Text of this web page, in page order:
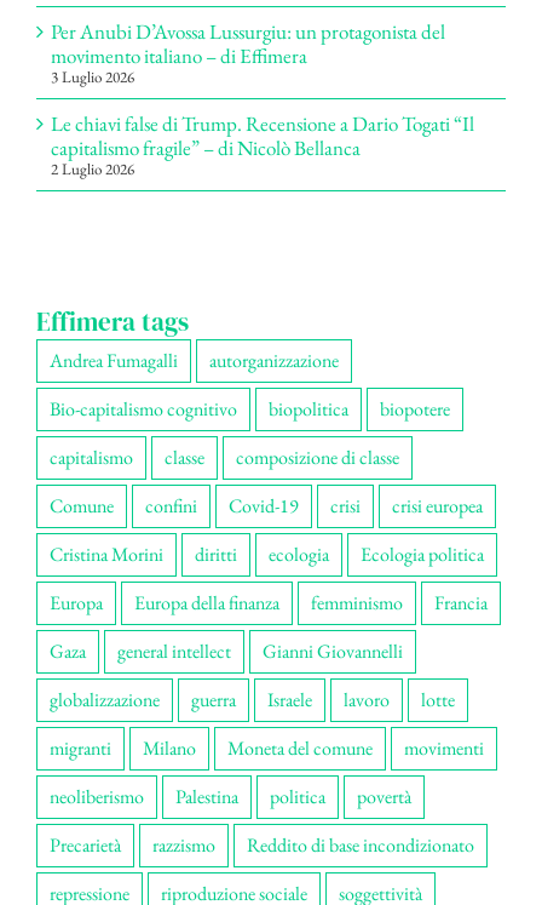
Per Anubi D’Avossa Lussurgiu: un protagonista del
movimento italiano – di Effimera
3 Luglio 2026
Le chiavi false di Trump. Recensione a Dario Togati “Il
capitalismo fragile” – di Nicolò Bellanca
2 Luglio 2026
Effimera tags
Andrea Fumagalli
autorganizzazione
Bio-capitalismo cognitivo
biopolitica
biopotere
capitalismo
classe
composizione di classe
Comune
confini Covid-19 crisi
crisi europea
Cristina Morini
diritti ecologia
Ecologia politica
Europa
Europa della finanza femminismo
Francia
Gaza
general intellect
Gianni Giovannelli
globalizzazione
guerra Israele lavoro
lotte
migranti
Milano Moneta del comune
movimenti
neoliberismo
Palestina politica
povertà
Precarietà
razzismo
Reddito di base incondizionato
repressione
riproduzione sociale soggettività